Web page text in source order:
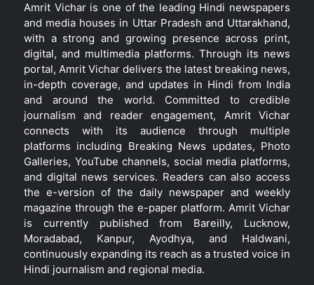
Amrit Vichar is one of the leading Hindi newspapers
and media houses in Uttar Pradesh and Uttarakhand,
with a strong and growing presence across print,
digital, and multimedia platforms. Through its news
portal, Amrit Vichar delivers the latest breaking news,
in-depth coverage, and updates in Hindi from India
and around the world. Committed to credible
journalism and reader engagement, Amrit Vichar
connects with its audience through multiple
platforms including Breaking News updates, Photo
Galleries, YouTube channels, social media platforms,
and digital news services. Readers can also access
the e-version of the daily newspaper and weekly
magazine through the e-paper platform. Amrit Vichar
is currently published from Bareilly, Lucknow,
Moradabad, Kanpur, Ayodhya, and Haldwani,
continuously expanding its reach as a trusted voice in
Hindi journalism and regional media.